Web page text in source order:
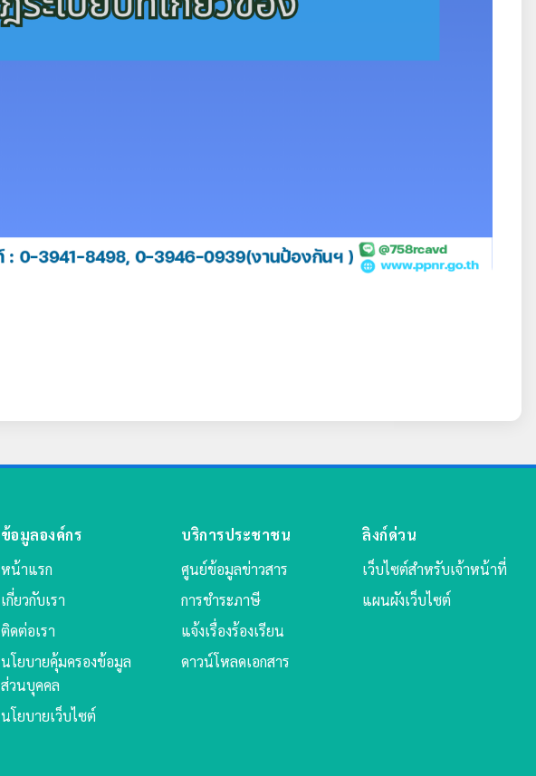
ข้อมูลองค์กร
หน้าแรก
เกี่ยวกับเรา
ติดต่อเรา
นโยบายคุ้มครองข้อมูล
ส่วนบุคคล
นโยบายเว็บไซต์
บริการประชาชน
ศูนย์ข้อมูลข่าวสาร
การชำระภาษี
แจ้งเรื่องร้องเรียน
ดาวน์โหลดเอกสาร
ลิงก์ด่วน
เว็บไซต์สำหรับเจ้าหน้าที่
แผนผังเว็บไซต์